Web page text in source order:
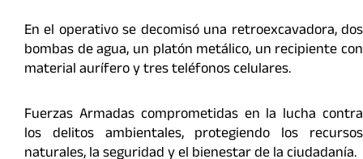
En el operativo se decomisó una retroexcavadora, dos
bombas de agua, un platón metálico, un recipiente con
material aurífero y tres teléfonos celulares.
Fuerzas Armadas comprometidas en la lucha contra
los delitos ambientales, protegiendo los recursos
naturales, la seguridad y el bienestar de la ciudadanía.